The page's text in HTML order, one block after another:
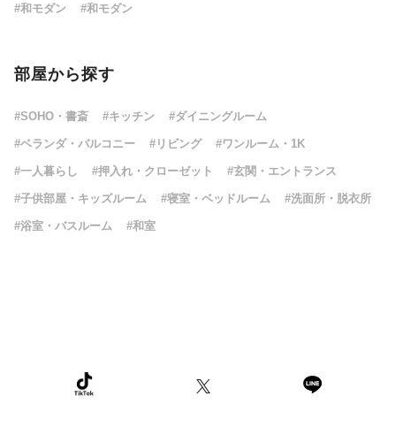
#和モダン #和モダン
部屋から探す
#SOHO・書斎 #キッチン #ダイニングルーム
#ベランダ・バルコニー #リビング #ワンルーム・1K
#一人暮らし #押入れ・クローゼット #玄関・エントランス
#子供部屋・キッズルーム #寝室・ベッドルーム #洗面所・脱衣所
#浴室・バスルーム #和室